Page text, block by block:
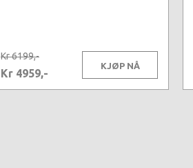
Kr 6199,-
Kr 4959,-
KJØP NÅ